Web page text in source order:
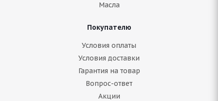
Масла
Покупателю
Условия оплаты
Условия доставки
Гарантия на товар
Вопрос-ответ
Акции